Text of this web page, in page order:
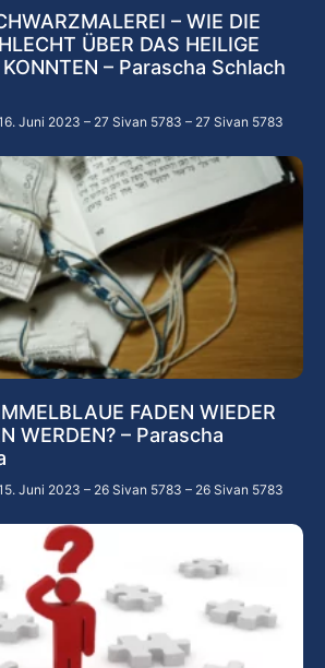
– WIE DIE
ÜBER DAS HEILIGE
– Parascha Schlach
Juni 2023 – 27 Sivan 5783 – 27 Sivan 5783
FADEN WIEDER
WERDEN? – Parascha
Juni 2023 – 26 Sivan 5783 – 26 Sivan 5783